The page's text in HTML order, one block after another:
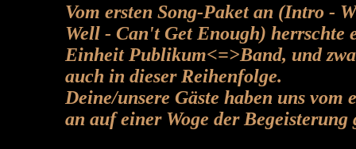
Vom ersten Song-Paket an (Intro -
Well - Can't Get Enough) herrschte
Einheit Publikum<=>Band, und
auch in dieser Reihenfolge.
Deine/unsere Gäste haben uns vom
an auf einer Woge der Begeisterung